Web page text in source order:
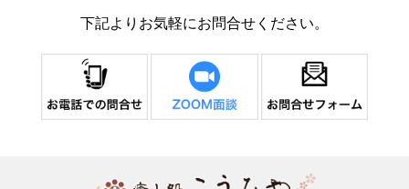
下記よりお気軽にお問合せください。